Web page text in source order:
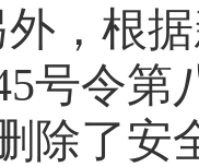
外，根
号令第
除了安